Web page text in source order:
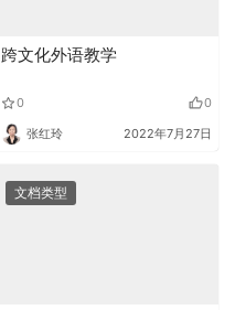
跨文化外语教学
0 0
张红玲 2022年7月27日
文档类型